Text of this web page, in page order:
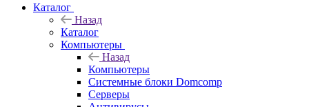
Каталог
Назад
Каталог
Компьютеры
Назад
Компьютеры
Системные блоки Domcomp
Серверы